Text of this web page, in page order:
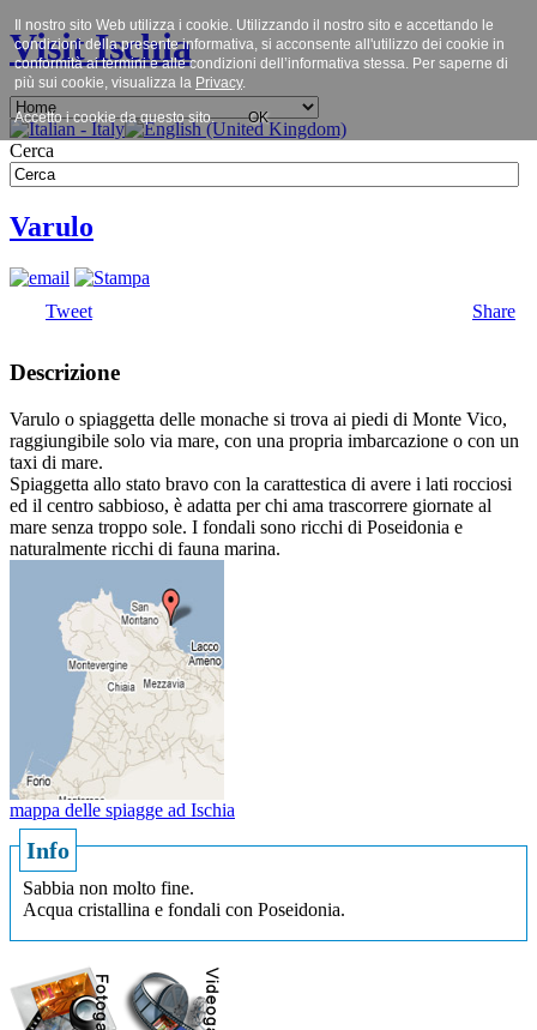
Visit Ischia
Cerca
Varulo
Tweet Share
Descrizione
Varulo o spiaggetta delle monache si trova ai piedi di Monte Vico,
raggiungibile solo via mare, con una propria imbarcazione o con un
taxi di mare.
Spiaggetta allo stato bravo con la carattestica di avere i lati rocciosi
ed il centro sabbioso, è adatta per chi ama trascorrere giornate al
mare senza troppo sole. I fondali sono ricchi di Poseidonia e
naturalmente ricchi di fauna marina.
mappa delle spiagge ad Ischia
Info
Sabbia non molto fine.
Acqua cristallina e fondali con Poseidonia.
Il nostro sito Web utilizza i cookie. Utilizzando il nostro sito e accettando le
condizioni della presente informativa, si acconsente all'utilizzo dei cookie in
conformità ai termini e alle condizioni dell’informativa stessa. Per saperne di
più sui cookie, visualizza la Privacy.
Accetto i cookie da questo sito. OK